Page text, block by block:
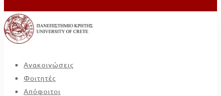
Ανακοινώσεις
Φοιτητές
Απόφοιτοι